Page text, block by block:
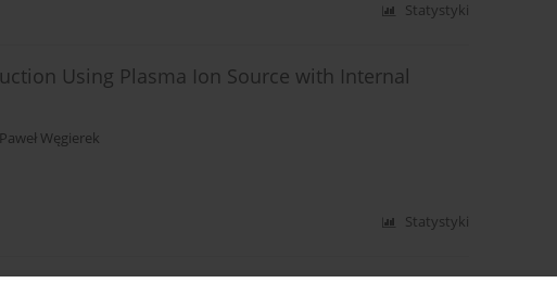
Statystyki
Using Plasma Ion Source with Internal
Paweł Węgierek
Statystyki